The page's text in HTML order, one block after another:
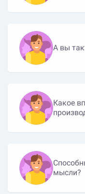
А вы
Какое
мысли?